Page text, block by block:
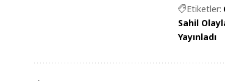
Etiketler:
Sahil
Yayınladı